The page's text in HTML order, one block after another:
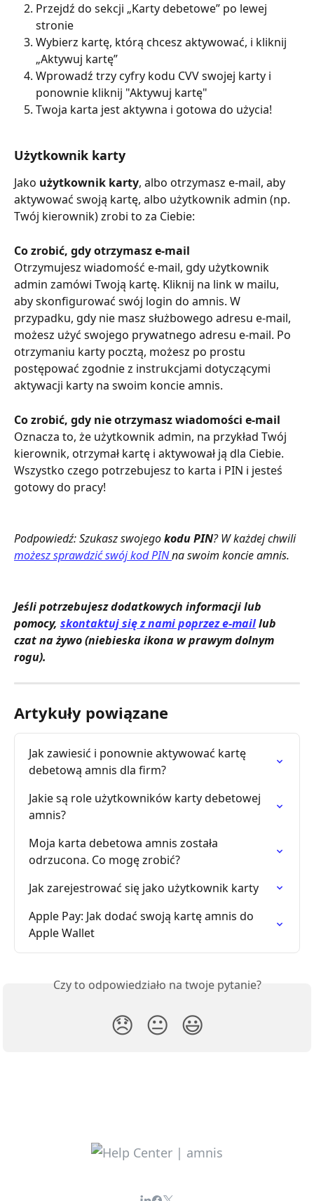
Przejdź do sekcji „Karty debetowe” po lewej
stronie
Wybierz kartę, którą chcesz aktywować, i kliknij
„Aktywuj kartę”
Wprowadź trzy cyfry kodu CVV swojej karty i
ponownie kliknij "Aktywuj kartę"
Twoja karta jest aktywna i gotowa do użycia!
Użytkownik karty
Jako użytkownik karty, albo otrzymasz e-mail, aby
aktywować swoją kartę, albo użytkownik admin (np.
Twój kierownik) zrobi to za Ciebie:
Co zrobić, gdy otrzymasz e-mail
Otrzymujesz wiadomość e-mail, gdy użytkownik
admin zamówi Twoją kartę. Kliknij na link w mailu,
aby skonfigurować swój login do amnis. W
przypadku, gdy nie masz służbowego adresu e-mail,
możesz użyć swojego prywatnego adresu e-mail. Po
otrzymaniu karty pocztą, możesz po prostu
postępować zgodnie z instrukcjami dotyczącymi
aktywacji karty na swoim koncie amnis.
Co zrobić, gdy nie otrzymasz wiadomości e-mail
Oznacza to, że użytkownik admin, na przykład Twój
kierownik, otrzymał kartę i aktywował ją dla Ciebie.
Wszystko czego potrzebujesz to karta i PIN i jesteś
gotowy do pracy!
Podpowiedź: Szukasz swojego kodu PIN? W każdej chwili
możesz sprawdzić swój kod PIN na swoim koncie amnis.
Jeśli potrzebujesz dodatkowych informacji lub
pomocy, skontaktuj się z nami poprzez e-mail lub
czat na żywo (niebieska ikona w prawym dolnym
rogu).
Artykuły powiązane
Jak zawiesić i ponownie aktywować kartę
debetową amnis dla firm?
Jakie są role użytkowników karty debetowej
amnis?
Moja karta debetowa amnis została
odrzucona. Co mogę zrobić?
Jak zarejestrować się jako użytkownik karty
Apple Pay: Jak dodać swoją kartę amnis do
Apple Wallet
Czy to odpowiedziało na twoje pytanie?
😞 😐 😃